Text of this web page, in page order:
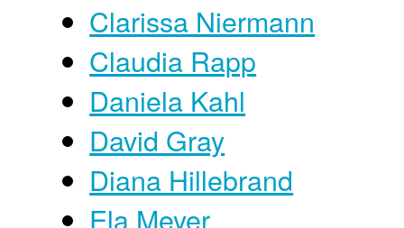
Clarissa Niermann
Claudia Rapp
Daniela Kahl
David Gray
Diana Hillebrand
Ela Meyer